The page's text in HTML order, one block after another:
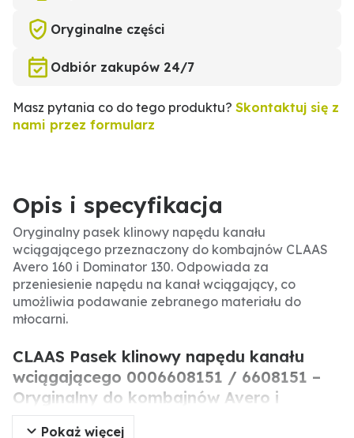
Oryginalne części
Odbiór zakupów 24/7
Masz pytania co do tego produktu? Skontaktuj się z
nami przez formularz
Opis i specyfikacja
Oryginalny pasek klinowy napędu kanału
wciągającego przeznaczony do kombajnów CLAAS
Avero 160 i Dominator 130. Odpowiada za
przeniesienie napędu na kanał wciągający, co
umożliwia podawanie zebranego materiału do
młocarni.
CLAAS Pasek klinowy napędu kanału
wciągającego 0006608151 / 6608151 –
Oryginalny do kombajnów Avero i
Dominator
Pokaż więcej